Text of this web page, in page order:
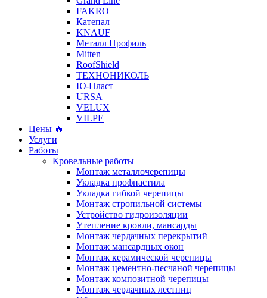
FAKRO
Катепал
KNAUF
Металл Профиль
Mitten
RoofShield
ТЕХНОНИКОЛЬ
Ю-Пласт
URSA
VELUX
VILPE
Цены 🔥
Услуги
Работы
Кровельные работы
Монтаж металлочерепицы
Укладка профнастила
Укладка гибкой черепицы
Монтаж стропильной системы
Устройство гидроизоляции
Утепление кровли, мансарды
Монтаж чердачных перекрытий
Монтаж мансардных окон
Монтаж керамической черепицы
Монтаж цементно-песчаной черепицы
Монтаж композитной черепицы
Монтаж чердачных лестниц